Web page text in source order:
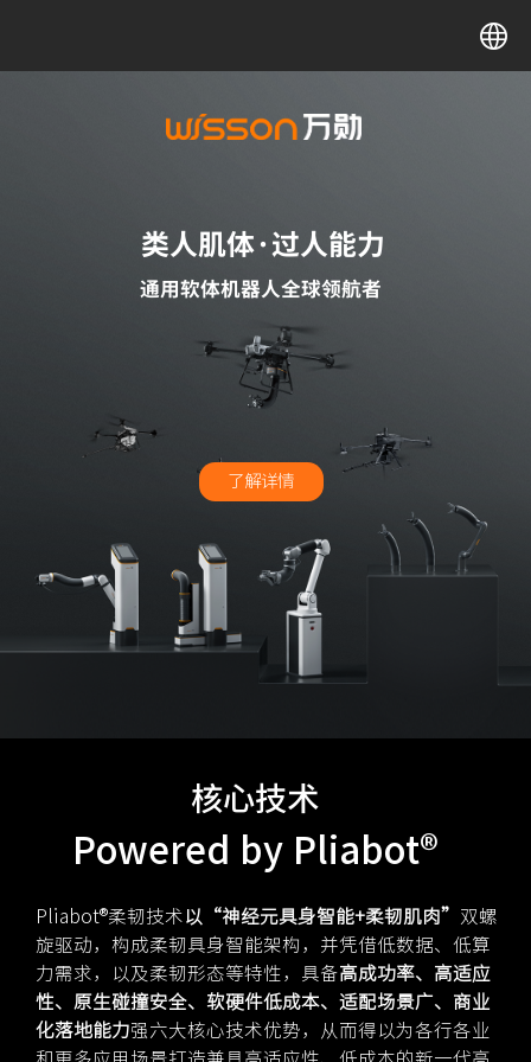
类人肌体·过人能力
通用软体机器人全球领航者
了解详情
Pliabot®柔韧技术以“神经元具身智能+柔韧肌肉” 双螺
旋驱动，构成柔韧具身智能架构，并凭借低数据、低算
力需求，以及柔韧形态等特性，具备高成功率、高适应
性、原生碰撞安全、软硬件低成本、适配场景广、商业
化落地能力强六大核心技术优势，从而得以为各行各业
核心技术
Powered by Pliabot®